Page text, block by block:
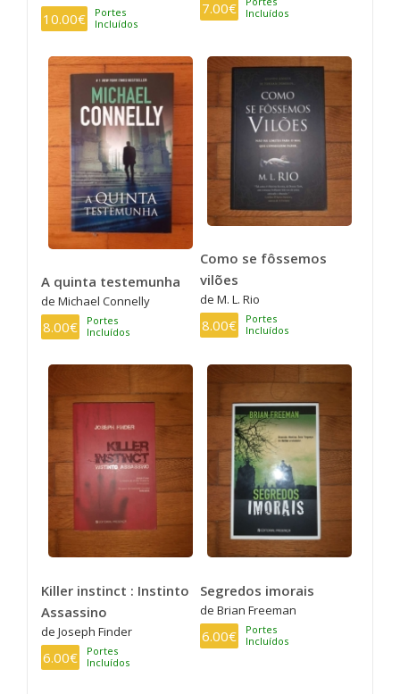
10.00€
Portes
Incluídos
7.00€
Incluídos
A quinta testemunha
de Michael Connelly
8.00€
Portes
Incluídos
Como se fôssemos
vilões
de M. L. Rio
8.00€
Portes
Incluídos
Killer instinct : Instinto
Assassino
de Joseph Finder
6.00€
Portes
Incluídos
Segredos imorais
de Brian Freeman
6.00€
Portes
Incluídos